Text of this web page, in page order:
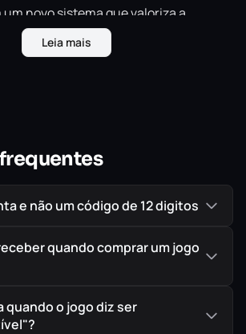
novo sistema que valoriza a
certo do contato.
impacto perfeito– Saiba exatamente
baixa e movimentos físicos
a jogabilidade mais fluida e
única– Todos os contatos refletem os
Reforçado – Viva a Experiência da
Leia mais
e não um código de 12 digitos
quando comprar um jogo
quando o jogo diz ser